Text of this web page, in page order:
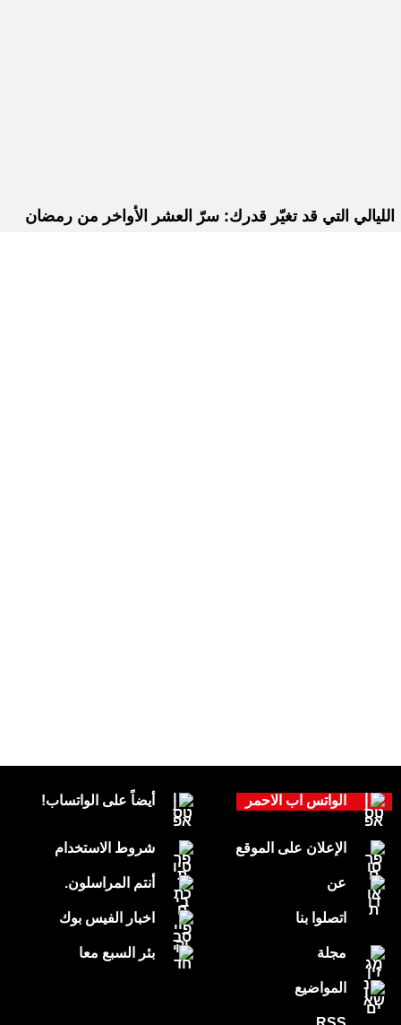
الليالي التي قد تغيّر قدرك: سرّ العشر الأواخر من رمضان
أيضاً على الواتساب!
شروط الاستخدام
أنتم المراسلون.
اخبار الفيس بوك
بئر السبع معا
الواتس اب الاحمر
الإعلان على الموقع
عن
اتصلوا بنا
مجلة
المواضيع